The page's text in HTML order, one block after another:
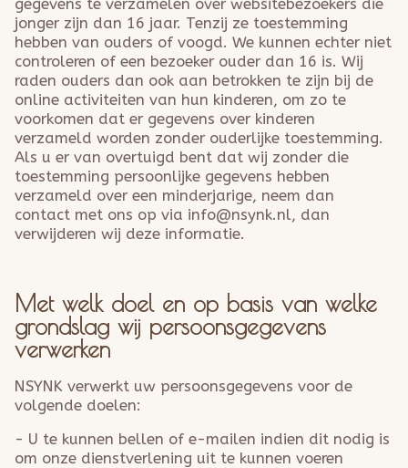
gegevens te verzamelen over websitebezoekers die
jonger zijn dan 16 jaar. Tenzij ze toestemming
hebben van ouders of voogd. We kunnen echter niet
controleren of een bezoeker ouder dan 16 is. Wij
raden ouders dan ook aan betrokken te zijn bij de
online activiteiten van hun kinderen, om zo te
voorkomen dat er gegevens over kinderen
verzameld worden zonder ouderlijke toestemming.
Als u er van overtuigd bent dat wij zonder die
toestemming persoonlijke gegevens hebben
verzameld over een minderjarige, neem dan
contact met ons op via info@nsynk.nl, dan
verwijderen wij deze informatie.
Met welk doel en op basis van welke
grondslag wij persoonsgegevens
verwerken
NSYNK verwerkt uw persoonsgegevens voor de
volgende doelen:
- U te kunnen bellen of e-mailen indien dit nodig is
om onze dienstverlening uit te kunnen voeren